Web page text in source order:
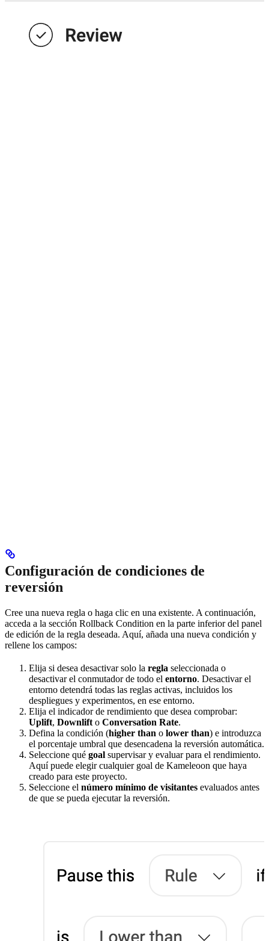
Configuración de condiciones de
reversión
Cree una nueva regla o haga clic en una existente. A continuación,
acceda a la sección Rollback Condition en la parte inferior del panel
de edición de la regla deseada. Aquí, añada una nueva condición y
rellene los campos:
Elija si desea desactivar solo la regla seleccionada o
desactivar el conmutador de todo el entorno. Desactivar el
entorno detendrá todas las reglas activas, incluidos los
despliegues y experimentos, en ese entorno.
Elija el indicador de rendimiento que desea comprobar:
Uplift, Downlift o Conversation Rate.
Defina la condición (higher than o lower than) e introduzca
el porcentaje umbral que desencadena la reversión automática.
Seleccione qué goal supervisar y evaluar para el rendimiento.
Aquí puede elegir cualquier goal de Kameleoon que haya
creado para este proyecto.
Seleccione el número mínimo de visitantes evaluados antes
de que se pueda ejecutar la reversión.